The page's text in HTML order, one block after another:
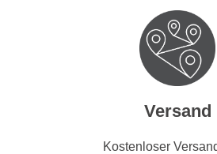
Versand
Kostenloser